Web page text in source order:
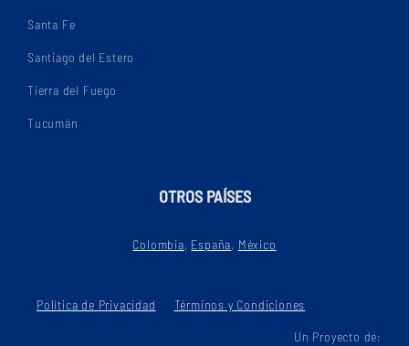
Santa Fe
Santiago del Estero
Tierra del Fuego
Tucumán
OTROS PAÍSES
Colombia, España, México
Política de Privacidad Términos y Condiciones
Un Proyecto de: